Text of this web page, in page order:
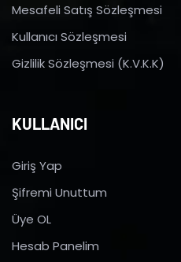
Mesafeli Satış Sözleşmesi
Kullanıcı Sözleşmesi
Gizlilik Sözleşmesi (K.V.K.K)
KULLANICI
Giriş Yap
Şifremi Unuttum
Üye OL
Hesab Panelim